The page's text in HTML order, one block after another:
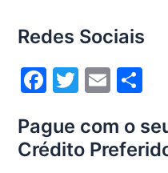
Redes Sociais
F
c
e
T
itt
er
E
ai
l
ar
e
Pague com o
Crédito